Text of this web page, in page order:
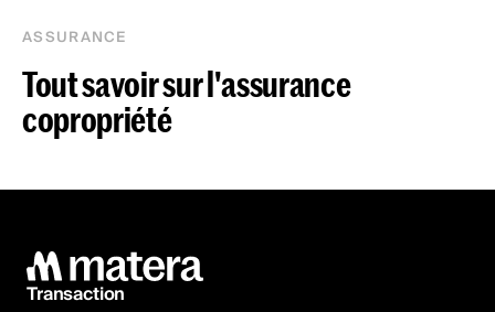
ASSURANCE
Tout savoir sur l'assurance
copropriété
Transaction